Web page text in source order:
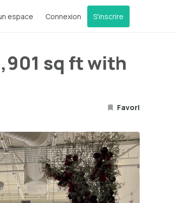
espace Connexion S'inscrire
sq ft with
Favori